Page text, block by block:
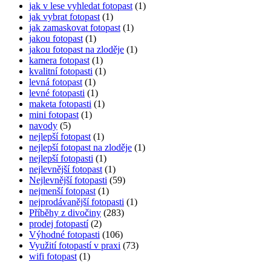
jak v lese vyhledat fotopast (1)
jak vybrat fotopast (1)
jak zamaskovat fotopast (1)
jakou fotopast (1)
jakou fotopast na zloděje (1)
kamera fotopast (1)
kvalitní fotopasti (1)
levná fotopast (1)
levné fotopasti (1)
maketa fotopasti (1)
mini fotopast (1)
navody (5)
nejlepší fotopast (1)
nejlepší fotopast na zloděje (1)
nejlepší fotopasti (1)
nejlevnější fotopast (1)
Nejlevnější fotopasti (59)
nejmenší fotopast (1)
nejprodávanější fotopasti (1)
Příběhy z divočiny (283)
prodej fotopastí(2)
Výhodné fotopasti (106)
Využití fotopastí v praxi (73)
wifi fotopast (1)